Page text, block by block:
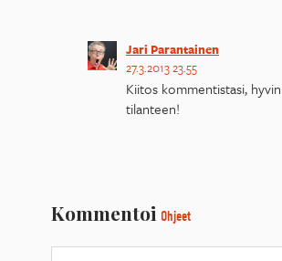
Jari Parantainen
27.3.2013 23.55
Kiitos kommentistasi,
tilanteen!
Kommentoi Ohjeet